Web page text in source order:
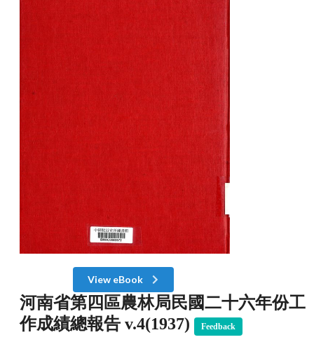
View eBook
河南省第四區農林局民國二十六年份工
作成績總報告 v.4(1937)
Feedback